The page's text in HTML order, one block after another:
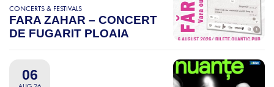
CONCERTS & FESTIVALS
FARA ZAHAR – CONCERT
DE FUGARIT PLOAIA
06